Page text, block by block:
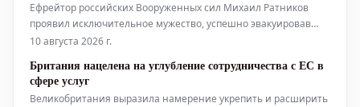
Ефрейтор российских Вооруженных сил Михаил Ратников
проявил исключительное мужество, успешно эвакуировав
троих тяжелораненых военнослужащих из зоны активных
условиях интенсивного минометного обстрела и постоянных
атак FPV-дронов Вооруженных
10 августа 2026 г.
Британия нацелена на углубление сотрудничества с ЕС в
сфере услуг
Великобритания выразила намерение укрепить и расширить